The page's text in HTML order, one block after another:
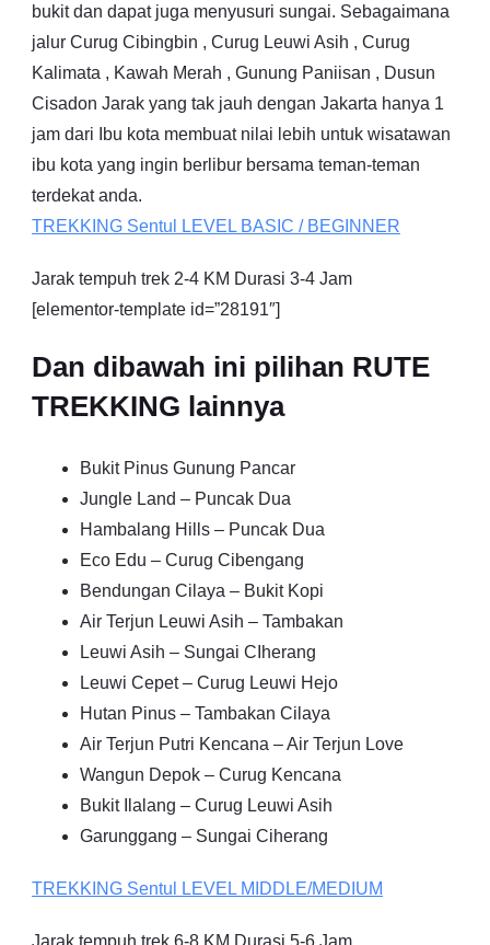
bukit dan dapat juga menyusuri sungai. Sebagaimana
jalur Curug Cibingbin , Curug Leuwi Asih , Curug
Kalimata , Kawah Merah , Gunung Paniisan , Dusun
Cisadon Jarak yang tak jauh dengan Jakarta hanya 1
jam dari Ibu kota membuat nilai lebih untuk wisatawan
ibu kota yang ingin berlibur bersama teman-teman
terdekat anda.
TREKKING Sentul LEVEL BASIC / BEGINNER
Jarak tempuh trek 2-4 KM Durasi 3-4 Jam
[elementor-template id=”28191″]
Dan dibawah ini pilihan RUTE
TREKKING lainnya
Bukit Pinus Gunung Pancar
Jungle Land – Puncak Dua
Hambalang Hills – Puncak Dua
Eco Edu – Curug Cibengang
Bendungan Cilaya – Bukit Kopi
Air Terjun Leuwi Asih – Tambakan
Leuwi Asih – Sungai CIherang
Leuwi Cepet – Curug Leuwi Hejo
Hutan Pinus – Tambakan Cilaya
Air Terjun Putri Kencana – Air Terjun Love
Wangun Depok – Curug Kencana
Bukit Ilalang – Curug Leuwi Asih
Garunggang – Sungai Ciherang
TREKKING Sentul LEVEL MIDDLE/MEDIUM
Jarak tempuh trek 6-8 KM Durasi 5-6 Jam